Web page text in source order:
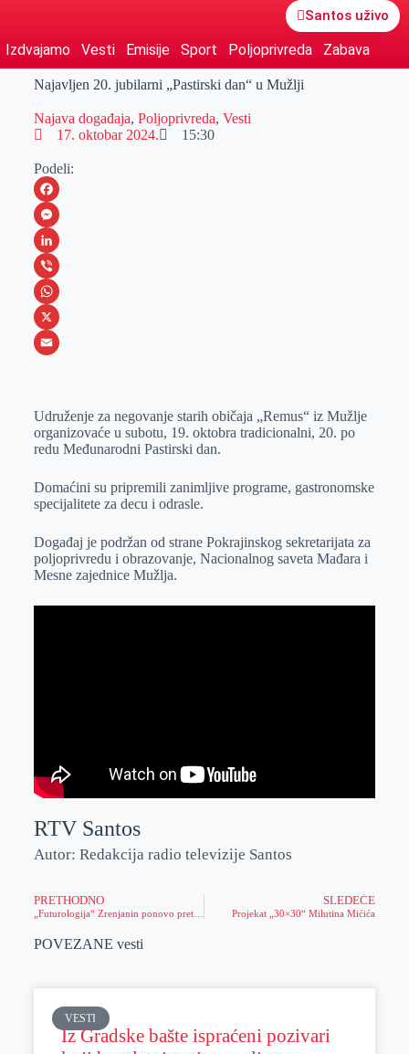
Santos uživo
Izdvajamo Vesti Emisije Sport Poljoprivreda Zabava
Najavljen 20. jubilarni „Pastirski dan“ u Mužlji
Najava događaja, Poljoprivreda, Vesti
17. oktobar 2024.
15:30
Podeli:
F
a
c
e
b
o
M
e
s
s
e
e
r
L
i
n
k
I
n
V
i
b
W
h
s
A
p
X
a
i
Udruženje za negovanje starih običaja „Remus“ iz Mužlje
organizovaće u subotu, 19. oktobra tradicionalni, 20. po
redu Međunarodni Pastirski dan.
Domaćini su pripremili zanimljive programe, gastronomske
specijalitete za decu i odrasle.
Događaj je podržan od strane Pokrajinskog sekretarijata za
poljoprivredu i obrazovanje, Nacionalnog saveta Mađara i
Mesne zajednice Mužlja.
RTV Santos
Autor: Redakcija radio televizije Santos
PRETHODNO
„Futurologija“ Zrenjanin ponovo pretvorila u centar tehnoloških inovacija
SLEDEĆE
Projekat „30×30“ Milutina Mićića
POVEZANE vesti
VESTI
Iz Gradske bašte ispraćeni pozivari